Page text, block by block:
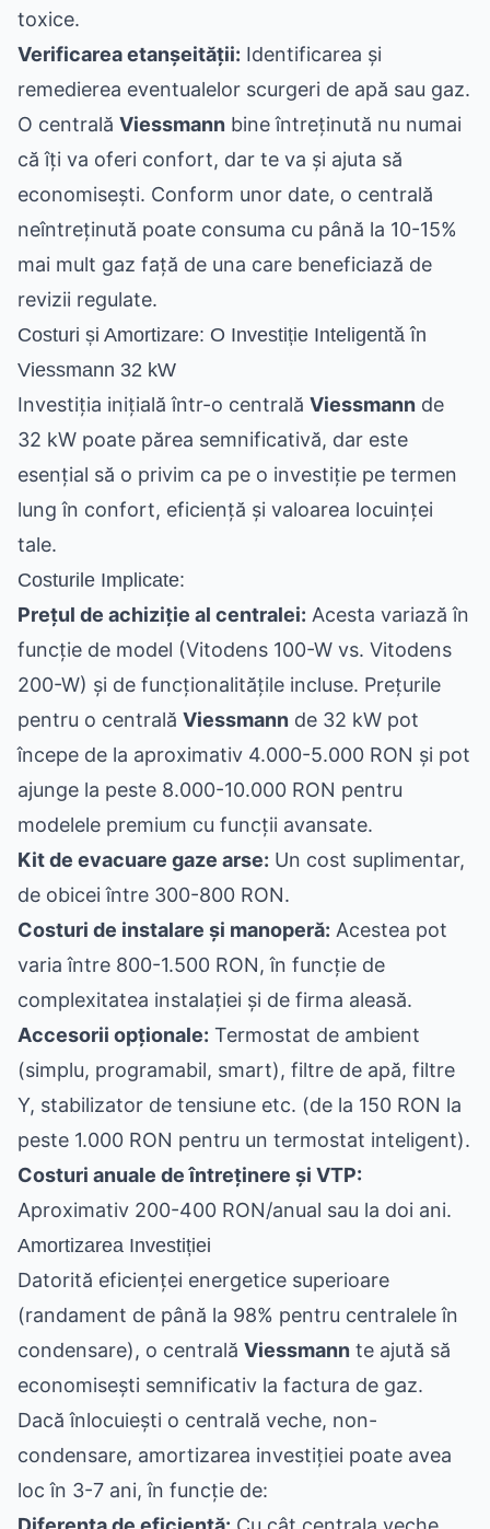
toxice.
Verificarea etanșeității: Identificarea și
remedierea eventualelor scurgeri de apă sau gaz.
O centrală Viessmann bine întreținută nu numai
că îți va oferi confort, dar te va și ajuta să
economisești. Conform unor date, o centrală
neîntreținută poate consuma cu până la 10-15%
mai mult gaz față de una care beneficiază de
revizii regulate.
Costuri și Amortizare: O Investiție Inteligentă în
Viessmann 32 kW
Investiția inițială într-o centrală Viessmann de
32 kW poate părea semnificativă, dar este
esențial să o privim ca pe o investiție pe termen
lung în confort, eficiență și valoarea locuinței
tale.
Costurile Implicate:
Prețul de achiziție al centralei: Acesta variază în
funcție de model (Vitodens 100-W vs. Vitodens
200-W) și de funcționalitățile incluse. Prețurile
pentru o centrală Viessmann de 32 kW pot
începe de la aproximativ 4.000-5.000 RON și pot
ajunge la peste 8.000-10.000 RON pentru
modelele premium cu funcții avansate.
Kit de evacuare gaze arse: Un cost suplimentar,
de obicei între 300-800 RON.
Costuri de instalare și manoperă: Acestea pot
varia între 800-1.500 RON, în funcție de
complexitatea instalației și de firma aleasă.
Accesorii opționale: Termostat de ambient
(simplu, programabil, smart), filtre de apă, filtre
Y, stabilizator de tensiune etc. (de la 150 RON la
peste 1.000 RON pentru un termostat inteligent).
Costuri anuale de întreținere și VTP:
Aproximativ 200-400 RON/anual sau la doi ani.
Amortizarea Investiției
Datorită eficienței energetice superioare
(randament de până la 98% pentru centralele în
condensare), o centrală Viessmann te ajută să
economisești semnificativ la factura de gaz.
Dacă înlocuiești o centrală veche, non-
condensare, amortizarea investiției poate avea
loc în 3-7 ani, în funcție de: